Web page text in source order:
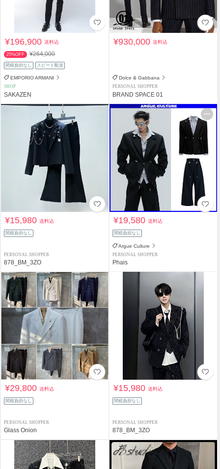
¥196,900送料込
25%OFF ¥264,000
関税負担なし スピード配送
EMPORIO ARMANI
SHOP
SAKAZEN
¥930,000送料込
Dolce & Gabbana
PERSONAL SHOPPER
BRAND SPACE 01
¥15,980送料込
関税負担なし
PERSONAL SHOPPER
878_BM_3ZO
¥19,580送料込
関税負担なし
Argue Culture
PERSONAL SHOPPER
Phais
¥29,800送料込
関税負担なし
PERSONAL SHOPPER
Glass Onion
¥15,980送料込
関税負担なし
PERSONAL SHOPPER
878_BM_3ZO